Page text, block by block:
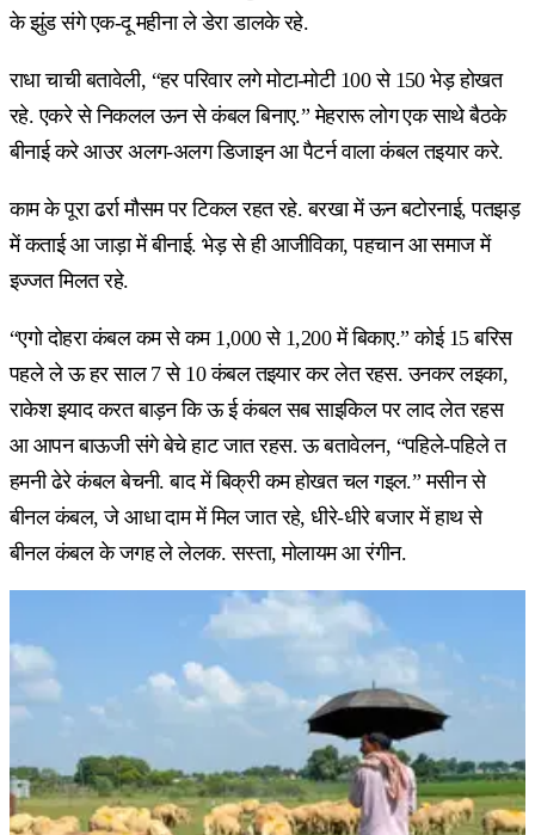
के झुंड संगे एक-दू महीना ले डेरा डालके रहे.
राधा चाची बतावेली, “हर परिवार लगे मोटा-मोटी 100 से 150 भेड़ होखत
रहे. एकरे से निकलल ऊन से कंबल बिनाए.” मेहरारू लोग एक साथे बैठके
बीनाई करे आउर अलग-अलग डिजाइन आ पैटर्न वाला कंबल तइयार करे.
काम के पूरा ढर्रा मौसम पर टिकल रहत रहे. बरखा में ऊन बटोरनाई, पतझड़
में कताई आ जाड़ा में बीनाई. भेड़ से ही आजीविका, पहचान आ समाज में
इज्जत मिलत रहे.
“एगो दोहरा कंबल कम से कम 1,000 से 1,200 में बिकाए.” कोई 15 बरिस
पहले ले ऊ हर साल 7 से 10 कंबल तइयार कर लेत रहस. उनकर लइका,
राकेश इयाद करत बाड़न कि ऊ ई कंबल सब साइकिल पर लाद लेत रहस
आ आपन बाऊजी संगे बेचे हाट जात रहस. ऊ बतावेलन, “पहिले-पहिले त
हमनी ढेरे कंबल बेचनी. बाद में बिक्री कम होखत चल गइल.” मसीन से
बीनल कंबल, जे आधा दाम में मिल जात रहे, धीरे-धीरे बजार में हाथ से
बीनल कंबल के जगह ले लेलक. सस्ता, मोलायम आ रंगीन.